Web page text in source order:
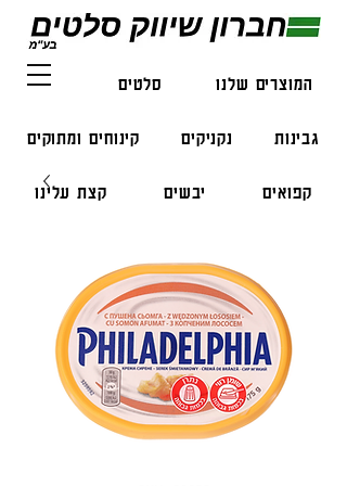
המוצרים שלנו סלטים דגים
גבינות נקניקים קינוחים ומתוקים
קפואים יבשים קצת עלינו